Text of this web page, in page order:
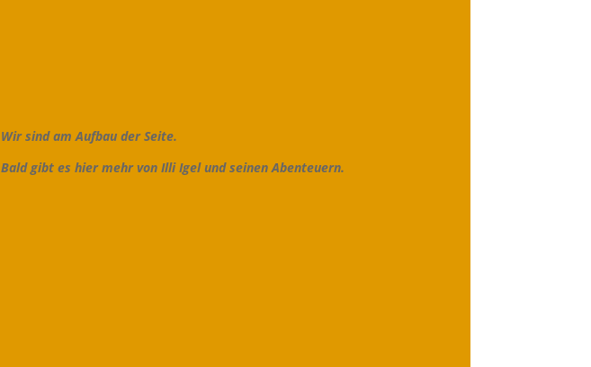
Wir sind am Aufbau der Seite.
Bald gibt es hier mehr von Illi Igel und seinen Abenteuern.